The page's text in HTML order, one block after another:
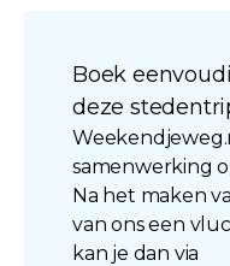
Boek
deze
samenwerking
Na het maken
van ons een
kan je dan via